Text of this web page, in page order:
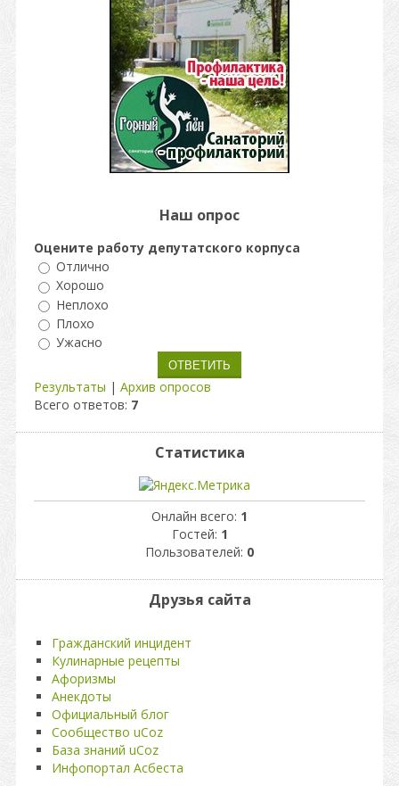
Наш опрос
Оцените работу депутатского корпуса
Отлично
Хорошо
Неплохо
Плохо
Ужасно
Результаты | Архив опросов
Всего ответов: 7
Статистика
Онлайн всего: 1
Гостей: 1
Пользователей: 0
Друзья сайта
Гражданский инцидент
Кулинарные рецепты
Афоризмы
Анекдоты
Официальный блог
Сообщество uCoz
База знаний uCoz
Инфопортал Асбеста